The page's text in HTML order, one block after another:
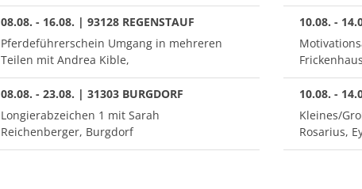
08.08. - 16.08. | 93128 REGENSTAUF
Pferdeführerschein Umgang in mehreren
Teilen mit Andrea Kible,
08.08. - 23.08. | 31303 BURGDORF
Longierabzeichen 1 mit Sarah
Reichenberger, Burgdorf
10.08. -
10.08. -
Kleines/
Rosarius,